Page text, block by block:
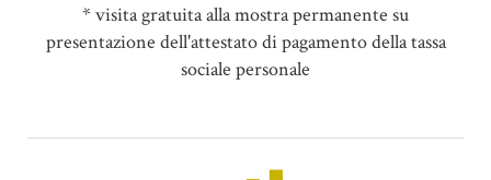
* visita gratuita alla mostra permanente su
presentazione dell'attestato di pagamento della tassa
sociale personale